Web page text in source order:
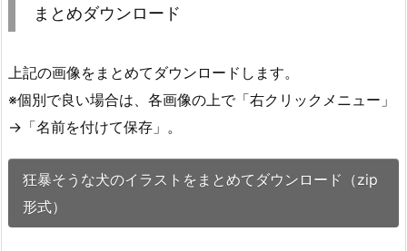
まとめダウンロード
上記の画像をまとめてダウンロードします。
※個別で良い場合は、各画像の上で「右クリックメニュー」
→「名前を付けて保存」。
狂暴そうな犬のイラストをまとめてダウンロード（zip
形式）